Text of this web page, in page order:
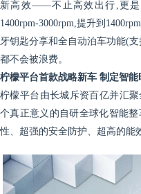
新高效——不止高效出行,更是
1400rpm-3000rpm,提升到
牙钥匙分享和全自动泊车功能(
都不会被浪费。
柠檬平台首款战略新车 制定智能
柠檬平台由长城斥资百亿并汇
个真正意义的自研全球化智能
性、超强的安全防护、超高的能